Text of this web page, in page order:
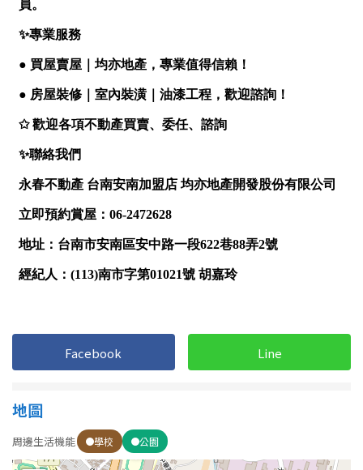
4房 5房以上
屋齡
不拘
5 年以下
20-30 年 30-40 年
Facebook Line
地圖
周邊生活機能 學校 公園